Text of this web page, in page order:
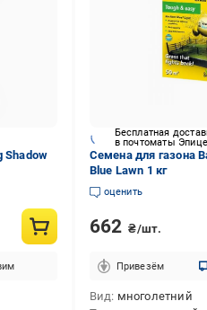
Shadow
Бесплатная
в почтоматы
Семена для газона
Blue Lawn 1 кг
оценить
662 ₴/шт.
Привезём
Вид многолетний